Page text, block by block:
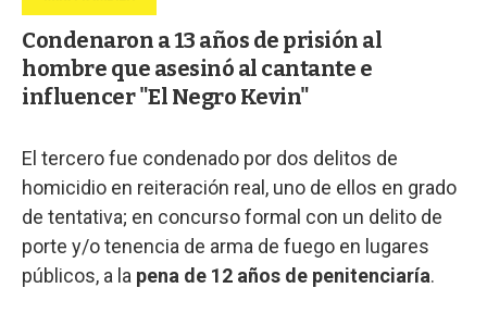
Condenaron a 13 años de prisión al
hombre que asesinó al cantante e
influencer "El Negro Kevin"
El tercero fue condenado por dos delitos de
homicidio en reiteración real, uno de ellos en grado
de tentativa; en concurso formal con un delito de
porte y/o tenencia de arma de fuego en lugares
públicos, a la pena de 12 años de penitenciaría.